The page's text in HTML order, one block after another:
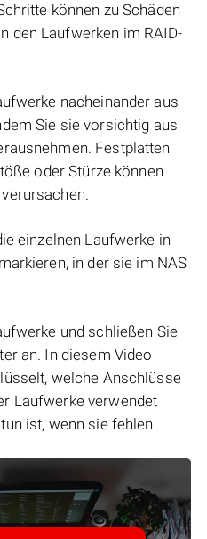
können zu Schäden
den Laufwerken im RAID-
nacheinander aus
Sie sie vorsichtig aus
Festplatten
oder Stürze können
einzelnen Laufwerke in
in der sie im NAS
und schließen Sie
an. In diesem Video
welche Anschlüsse
Laufwerke verwendet
ist, wenn sie fehlen.